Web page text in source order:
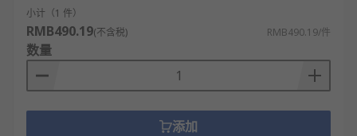
小计（1 件）
RMB490.19(不含税) RMB490.19/件
数量
添加